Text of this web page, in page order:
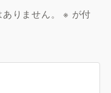
りません。 ※ が付